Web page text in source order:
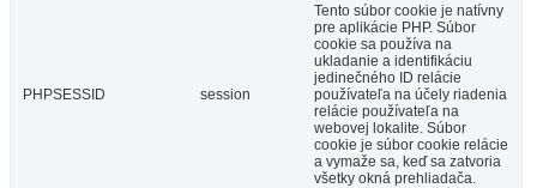
PHPSESSID session
Tento súbor cookie je natívny
pre aplikácie PHP. Súbor
cookie sa používa na
ukladanie a identifikáciu
jedinečného ID relácie
používateľa na účely riadenia
relácie používateľa na
webovej lokalite. Súbor
cookie je súbor cookie relácie
a vymaže sa, keď sa zatvoria
všetky okná prehliadača.